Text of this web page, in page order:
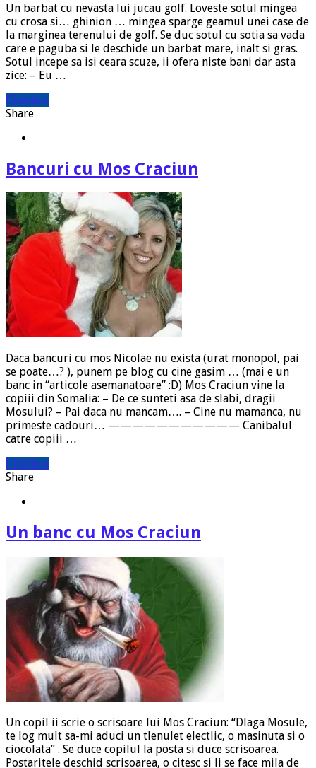
Un barbat cu nevasta lui jucau golf. Loveste sotul mingea
cu crosa si… ghinion … mingea sparge geamul unei case de
la marginea terenului de golf. Se duc sotul cu sotia sa vada
care e paguba si le deschide un barbat mare, inalt si gras.
Sotul incepe sa isi ceara scuze, ii ofera niste bani dar asta
zice: – Eu …
Citeste »
Share
Bancuri cu Mos Craciun
Daca bancuri cu mos Nicolae nu exista (urat monopol, pai
se poate…? ), punem pe blog cu cine gasim … (mai e un
banc in “articole asemanatoare” :D) Mos Craciun vine la
copiii din Somalia: – De ce sunteti asa de slabi, dragii
Mosului? – Pai daca nu mancam…. – Cine nu mamanca, nu
primeste cadouri… ——————————— Canibalul
catre copiii …
Citeste »
Share
Un banc cu Mos Craciun
Un copil ii scrie o scrisoare lui Mos Craciun: “Dlaga Mosule,
te log mult sa-mi aduci un tlenulet electlic, o masinuta si o
ciocolata” . Se duce copilul la posta si duce scrisoarea.
Postaritele deschid scrisoarea, o citesc si li se face mila de